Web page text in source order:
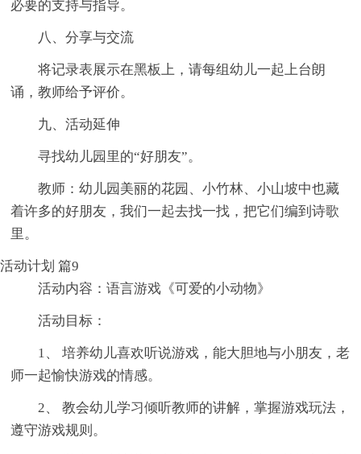
必要的支持与指导。
八、分享与交流
将记录表展示在黑板上，请每组幼儿一起上台朗
诵，教师给予评价。
九、活动延伸
寻找幼儿园里的“好朋友”。
教师：幼儿园美丽的花园、小竹林、小山坡中也藏
着许多的好朋友，我们一起去找一找，把它们编到诗歌
里。
活动计划 篇9
活动内容：语言游戏《可爱的小动物》
活动目标：
1、 培养幼儿喜欢听说游戏，能大胆地与小朋友，老
师一起愉快游戏的情感。
2、 教会幼儿学习倾听教师的讲解，掌握游戏玩法，
遵守游戏规则。